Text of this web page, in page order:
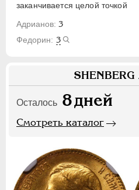
заканчивается целой точкой
3
3
SHENBERG
Осталось 8дней
Смотреть каталог